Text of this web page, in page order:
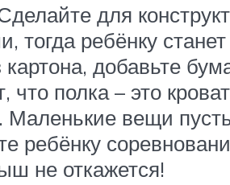
для
тогда ребёнку
картона, добавьте
что полка – это
Маленькие вещи
не откажется!